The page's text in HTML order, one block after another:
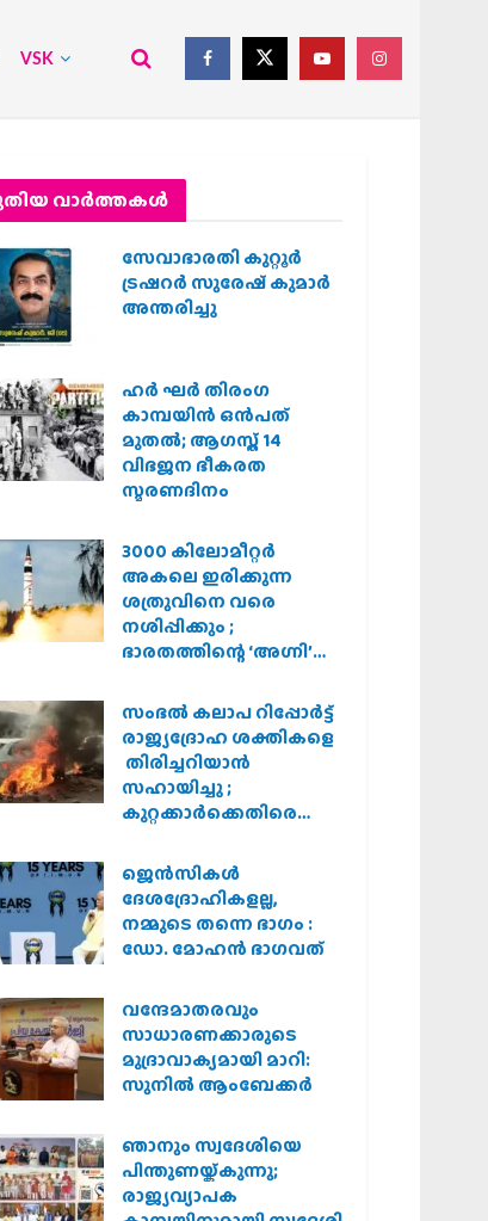
VSK
വാര്‍ത്തകള്‍
സേവാഭാരതി കുറ്റൂർ
ട്രഷറർ സുരേഷ് കുമാർ
അന്തരിച്ചു
ഹര്‍ ഘര്‍ തിരംഗ
കാമ്പയിന്‍ ഒന്‍പത്
മുതല്‍; ആഗസ്ത് 14
വിഭജന ഭീകരത
സ്മരണദിനം
3000 കിലോമീറ്റർ
അകലെ ഇരിക്കുന്ന
ശത്രുവിനെ വരെ
നശിപ്പിക്കും ;
ഭാരതത്തിന്റെ ‘അഗ്നി’
സംഭൽ കലാപ റിപ്പോർട്ട്
രാജ്യദ്രോഹ ശക്തികളെ
തിരിച്ചറിയാൻ
സഹായിച്ചു ;
കുറ്റക്കാർക്കെതിരെ
വേണമെന്ന് വിശ്വഹിന്ദു
പരിഷത്ത്
ജെന്‍സികള്‍
ദേശദ്രോഹികളല്ല,
നമ്മുടെ തന്നെ ഭാഗം :
ഡോ. മോഹന്‍ ഭാഗവത്
വന്ദേമാതരവും
സാധാരണക്കാരുടെ
മുദ്രാവാക്യമായി മാറി:
സുനിൽ ആംബേക്കർ
ഞാനും സ്വദേശിയെ
പിന്തുണയ്ക്കുന്നു;
രാജ്യവ്യാപക